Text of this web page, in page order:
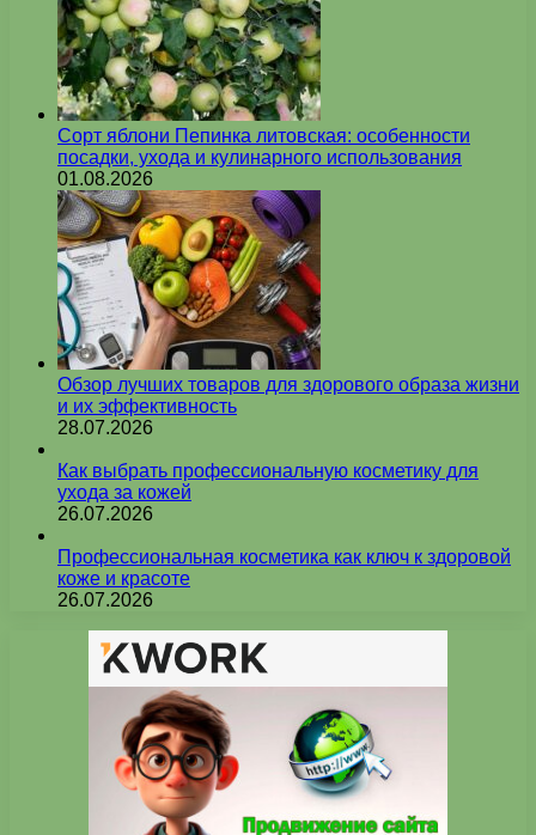
Сорт яблони Пепинка литовская: особенности
посадки, ухода и кулинарного использования
01.08.2026
Обзор лучших товаров для здорового образа жизни
и их эффективность
28.07.2026
Как выбрать профессиональную косметику для
ухода за кожей
26.07.2026
Профессиональная косметика как ключ к здоровой
коже и красоте
26.07.2026